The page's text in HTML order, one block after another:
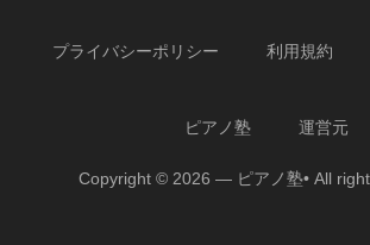
プライバシーポリシー 利用規約
ピアノ塾 運営元
Copyright © 2026 — ピアノ塾• All